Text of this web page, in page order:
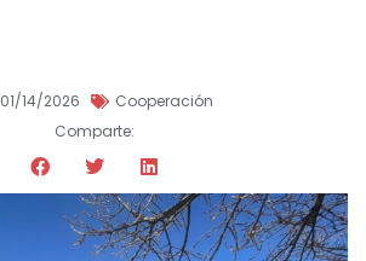
01/14/2026
Cooperación
Comparte: